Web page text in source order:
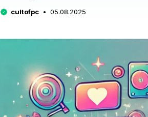
cultofpc 05.08.2025